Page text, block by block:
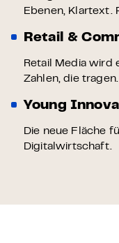
Ebenen, Klartext.
Retail &
Retail Media wird
Zahlen, die
Young
Die neue Fläche
Digitalwirtschaft.